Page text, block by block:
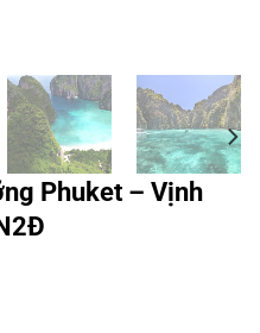
Phuket – Vịnh